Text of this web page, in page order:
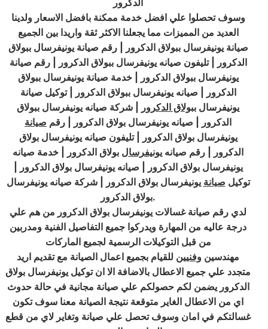
وسوف تحصلوا علي افضل خدمة ممكنة بافضل الاسعار ولدينا
العديد من المميزات مما يجعلنا الاكثر ثقة واريدا بين الجميع
صيانة يونيفرسال ببولاق الدكرور | رقم صيانة يونيفرسال ببولاق
الدكرور | تليفون صيانه يونيفرسال ببولاق الدكرور | رقم صيانة
يونيفرسال ببولاق الدكرور | خدمة صيانة يونيفرسال ببولاق
الدكرور | صيانه يونيفرسال ببولاق الدكرور | توكيل صيانة
يونيفرسال ببولاق الدكرور
| شركة صيانه يونيفرسال ببولاق
الدكرور | صيانه يونيفرسال بولاق الدكرور | رقم صيانة
يونيفرسال بولاق الدكرور | تليفون صيانه يونيفرسال بولاق
الدكرور | رقم صيانه يونيفرسال بولاق الدكرور | خدمة صيانه
يونيفرسال بولاق الدكرور | صيانه يونيفرسال بولاق الدكرور |
توكيل صيانة يونيفرسال بولاق الدكرور | شركة صيانه يونيفرسال
بولاق الدكرور.
لدي رقم صيانة غسالات يونيفرسال بولاق الدكرور من هم علي
درجة عاليه من المهارة ويدركوا جميع التفاصيل الفنية ومدربين
من قبل التوكيلات الرسمية لجميع الماركات
مهندسين وفنيين للقيام بجميع اعمال الصيانة مع تقديم اريد
متجدد علي جميع الاعطال بالاضافة الا ان توكيل يونيفرسال بولاق
الدكرور يضمن لكم حصولكم علي صيانة مجانية في حالة حدوث
اي من الاعطال الغاير متوقعة نتيجة الصيانة معنا سوف تكون
غسالتكم في امان وسوف تحصل علي صيانة وتغاير لاي من قطع